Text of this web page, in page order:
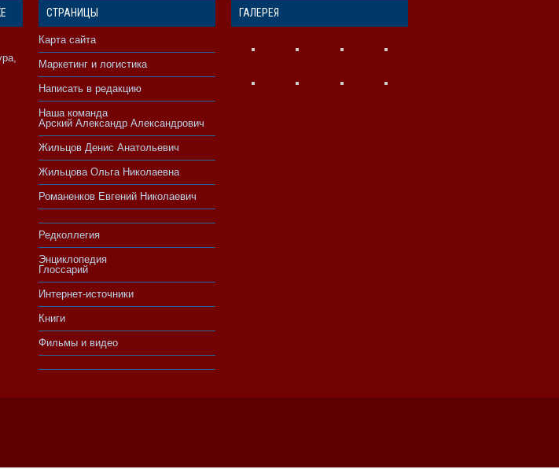
СТРАНИЦЫ
Карта сайта
Маркетинг и логистика
Написать в редакцию
Наша команда
Арский Александр Александрович
Жильцов Денис Анатольевич
Жильцова Ольга Николаевна
Романенков Евгений Николаевич
Редколлегия
Энциклопедия
Глоссарий
Интернет-источники
Книги
Фильмы и видео
ГАЛЕРЕЯ